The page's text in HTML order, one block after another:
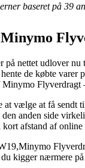
baseret på 39
på nettet udlover
de købte varer
Flyverdragt
at vælge at få sendt
anden side
afstand af online
kigger nærmere